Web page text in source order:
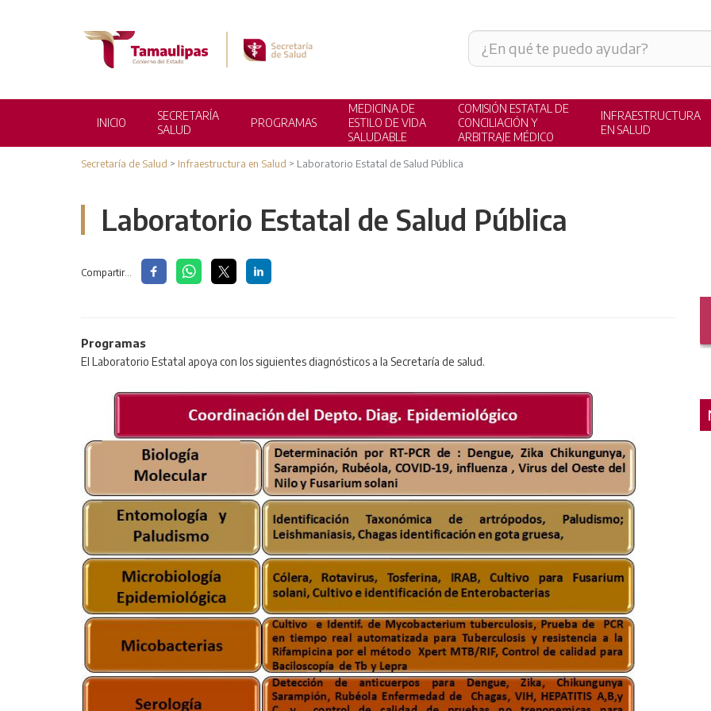
INICIO
SECRETARÍA
SALUD
PROGRAMAS
MEDICINA DE
ESTILO DE VIDA
SALUDABLE
COMISIÓN ESTATAL DE
CONCILIACIÓN Y
ARBITRAJE MÉDICO
INFRAESTRUCTURA
EN SALUD
Secretaría de Salud > Infraestructura en Salud > Laboratorio Estatal de Salud Pública
Laboratorio Estatal de Salud Pública
Compartir...
Programas
El Laboratorio Estatal apoya con los siguientes diagnósticos a la Secretaría de salud.